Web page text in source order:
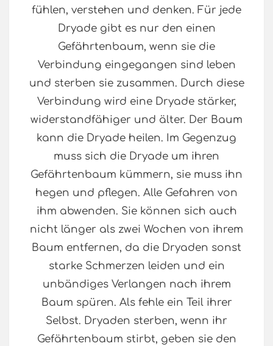
fühlen, verstehen und denken. Für jede
Dryade gibt es nur den einen
Gefährtenbaum, wenn sie die
Verbindung eingegangen sind leben
und sterben sie zusammen. Durch diese
Verbindung wird eine Dryade stärker,
widerstandfähiger und älter. Der Baum
kann die Dryade heilen. Im Gegenzug
muss sich die Dryade um ihren
Gefährtenbaum kümmern, sie muss ihn
hegen und pflegen. Alle Gefahren von
ihm abwenden. Sie können sich auch
nicht länger als zwei Wochen von ihrem
Baum entfernen, da die Dryaden sonst
starke Schmerzen leiden und ein
unbändiges Verlangen nach ihrem
Baum spüren. Als fehle ein Teil ihrer
Selbst. Dryaden sterben, wenn ihr
Gefährtenbaum stirbt, geben sie den